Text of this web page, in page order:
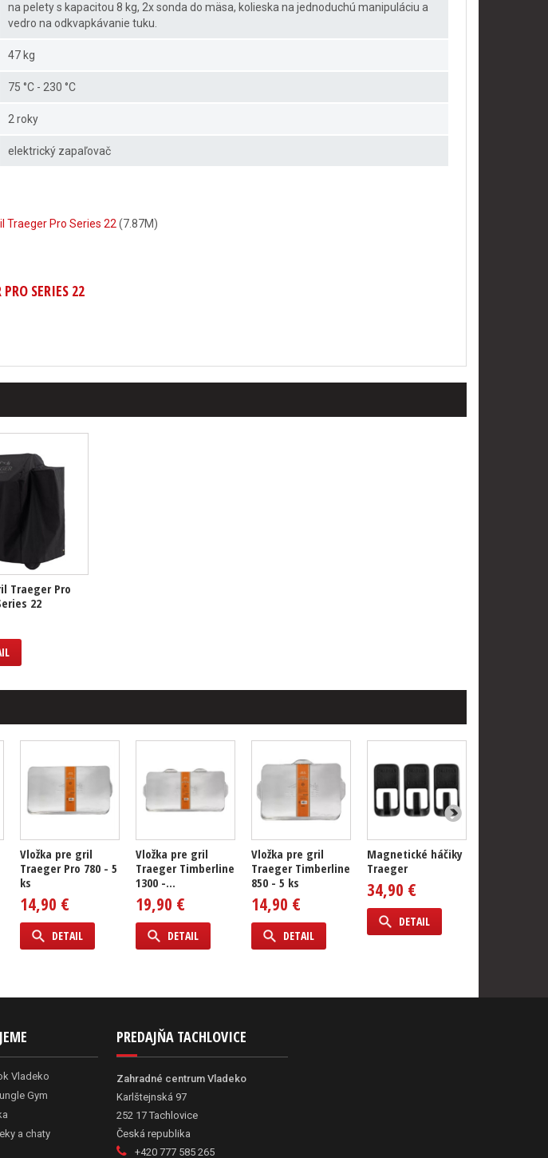
na pelety s kapacitou 8 kg, 2x sonda do mäsa, kolieska na jednoduchú manipuláciu a
vedro na odkvapkávanie tuku.
47 kg
75 °C - 230 °C
2 roky
elektrický zapaľovač
Traeger Pro Series 22 (7.87M)
SERIES 22
Traeger Pro
22
Vložka pre gril
Traeger Pro 780 - 5
ks
14,90 €
DETAIL
Vložka pre gril
Traeger Timberline
1300 -...
19,90 €
DETAIL
Vložka pre gril
Traeger Timberline
850 - 5 ks
14,90 €
DETAIL
Magnetické háčiky
Traeger
34,90 €
DETAIL
Vladeko
Gym
a chaty
PREDAJŇA TACHLOVICE
Zahradné centrum Vladeko
Karlštejnská 97
252 17 Tachlovice
Česká republika
+420 777 585 265